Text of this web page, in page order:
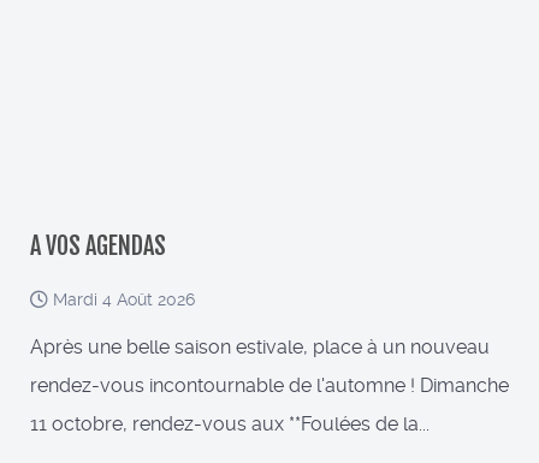
A VOS AGENDAS
Mardi 4 Août 2026
Après une belle saison estivale, place à un nouveau
rendez-vous incontournable de l'automne ! Dimanche
11 octobre, rendez-vous aux **Foulées de la...